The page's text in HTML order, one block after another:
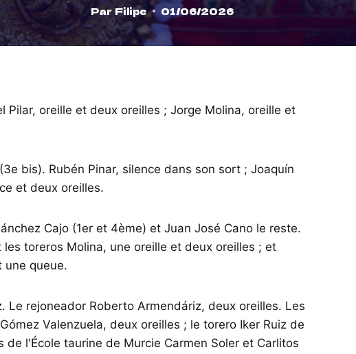
Par Filipe 01/06/2026
Pilar, oreille et deux oreilles ; Jorge Molina, oreille et
bis). Rubén Pinar, silence dans son sort ; Joaquín
et deux oreilles.
Cajo (1er et 4ème) et Juan José Cano le reste.
toreros Molina, une oreille et deux oreilles ; et
une queue.
rejoneador Roberto Armendáriz, deux oreilles. Les
Valenzuela, deux oreilles ; le torero Iker Ruiz de
l'École taurine de Murcie Carmen Soler et Carlitos